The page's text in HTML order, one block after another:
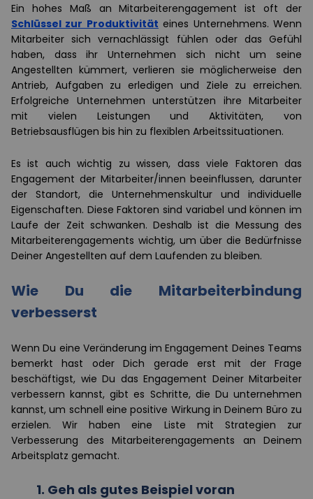
Ein hohes Maß an Mitarbeiterengagement ist oft der
Schlüssel zur Produktivität eines Unternehmens. Wenn
Mitarbeiter sich vernachlässigt fühlen oder das Gefühl
haben, dass ihr Unternehmen sich nicht um seine
Angestellten kümmert, verlieren sie möglicherweise den
Antrieb, Aufgaben zu erledigen und Ziele zu erreichen.
Erfolgreiche Unternehmen unterstützen ihre Mitarbeiter
mit vielen Leistungen und Aktivitäten, von
Betriebsausflügen bis hin zu flexiblen Arbeitssituationen.
Es ist auch wichtig zu wissen, dass viele Faktoren das
Engagement der Mitarbeiter/innen beeinflussen, darunter
der Standort, die Unternehmenskultur und individuelle
Eigenschaften. Diese Faktoren sind variabel und können im
Laufe der Zeit schwanken. Deshalb ist die Messung des
Mitarbeiterengagements wichtig, um über die Bedürfnisse
Deiner Angestellten auf dem Laufenden zu bleiben.
Wie Du die Mitarbeiterbindung
verbesserst
Wenn Du eine Veränderung im Engagement Deines Teams
bemerkt hast oder Dich gerade erst mit der Frage
beschäftigst, wie Du das Engagement Deiner Mitarbeiter
verbessern kannst, gibt es Schritte, die Du unternehmen
kannst, um schnell eine positive Wirkung in Deinem Büro zu
erzielen. Wir haben eine Liste mit Strategien zur
Verbesserung des Mitarbeiterengagements an Deinem
Arbeitsplatz gemacht.
1. Geh als gutes Beispiel voran